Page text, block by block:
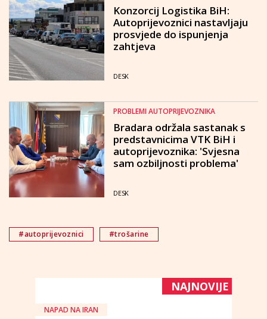
Konzorcij Logistika BiH:
Autoprijevoznici nastavljaju
prosvjede do ispunjenja
zahtjeva
DESK
PROBLEMI AUTOPRIJEVOZNIKA
Bradara održala sastanak s
predstavnicima VTK BiH i
autoprijevoznika: 'Svjesna
sam ozbiljnosti problema'
DESK
#autoprijevoznici #trošarine
NAJNOVIJE
NAPAD NA IRAN